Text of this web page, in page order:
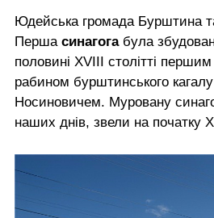
Юдейська громада Бурштина
Перша синагога була
половині XVIII столітті
рабином бурштинського
Носиновичем. Муровану
наших днів, звели на початку